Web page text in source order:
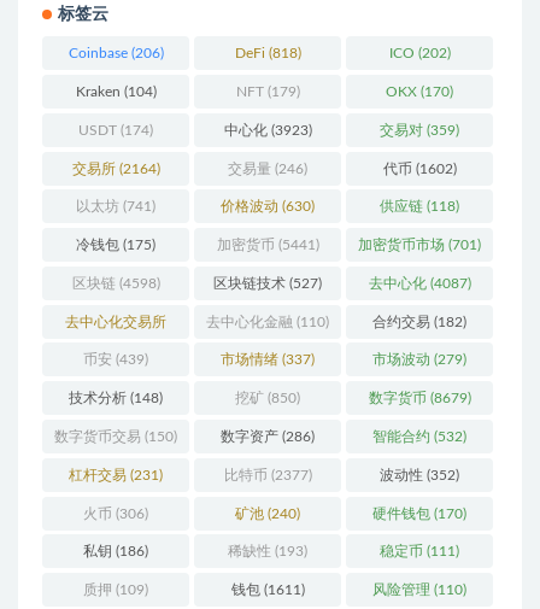
标签云
Coinbase(206) DeFi (818) ICO (202)
Kraken (104) NFT(179) OKX (170)
USDT (174) 中心化(3923) 交易对 (359)
交易所(2164) 交易量 (246) 代币 (1602)
以太坊 (741) 价格波动 (630) 供应链 (118)
冷钱包 (175) 加密货币 (5441) 加密货币市场 (701)
区块链(4598) 区块链技术 (527) 去中心化(4087)
去中心化交易所
(196)
去中心化金融 (110) 合约交易 (182)
币安 (439) 市场情绪 (337) 市场波动 (279)
技术分析 (148) 挖矿 (850) 数字货币 (8679)
数字货币交易 (150) 数字资产 (286) 智能合约 (532)
杠杆交易 (231) 比特币 (2377) 波动性 (352)
火币 (306) 矿池 (240) 硬件钱包 (170)
私钥 (186) 稀缺性 (193) 稳定币 (111)
质押 (109) 钱包(1611) 风险管理 (110)